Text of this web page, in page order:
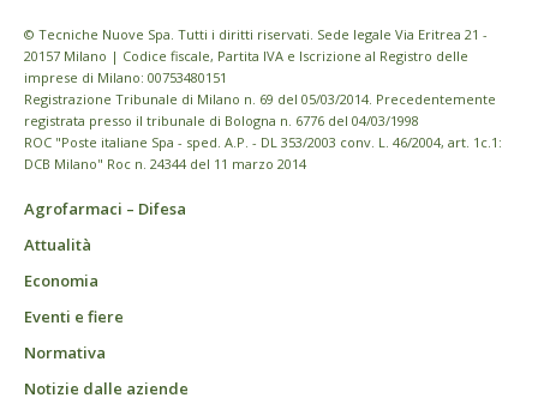
© Tecniche Nuove Spa. Tutti i diritti riservati. Sede legale Via Eritrea 21 -
20157 Milano | Codice fiscale, Partita IVA e Iscrizione al Registro delle
imprese di Milano: 00753480151
Registrazione Tribunale di Milano n. 69 del 05/03/2014. Precedentemente
registrata presso il tribunale di Bologna n. 6776 del 04/03/1998
ROC "Poste italiane Spa - sped. A.P. - DL 353/2003 conv. L. 46/2004, art. 1c.1:
DCB Milano" Roc n. 24344 del 11 marzo 2014
Agrofarmaci – Difesa
Attualità
Economia
Eventi e fiere
Normativa
Notizie dalle aziende